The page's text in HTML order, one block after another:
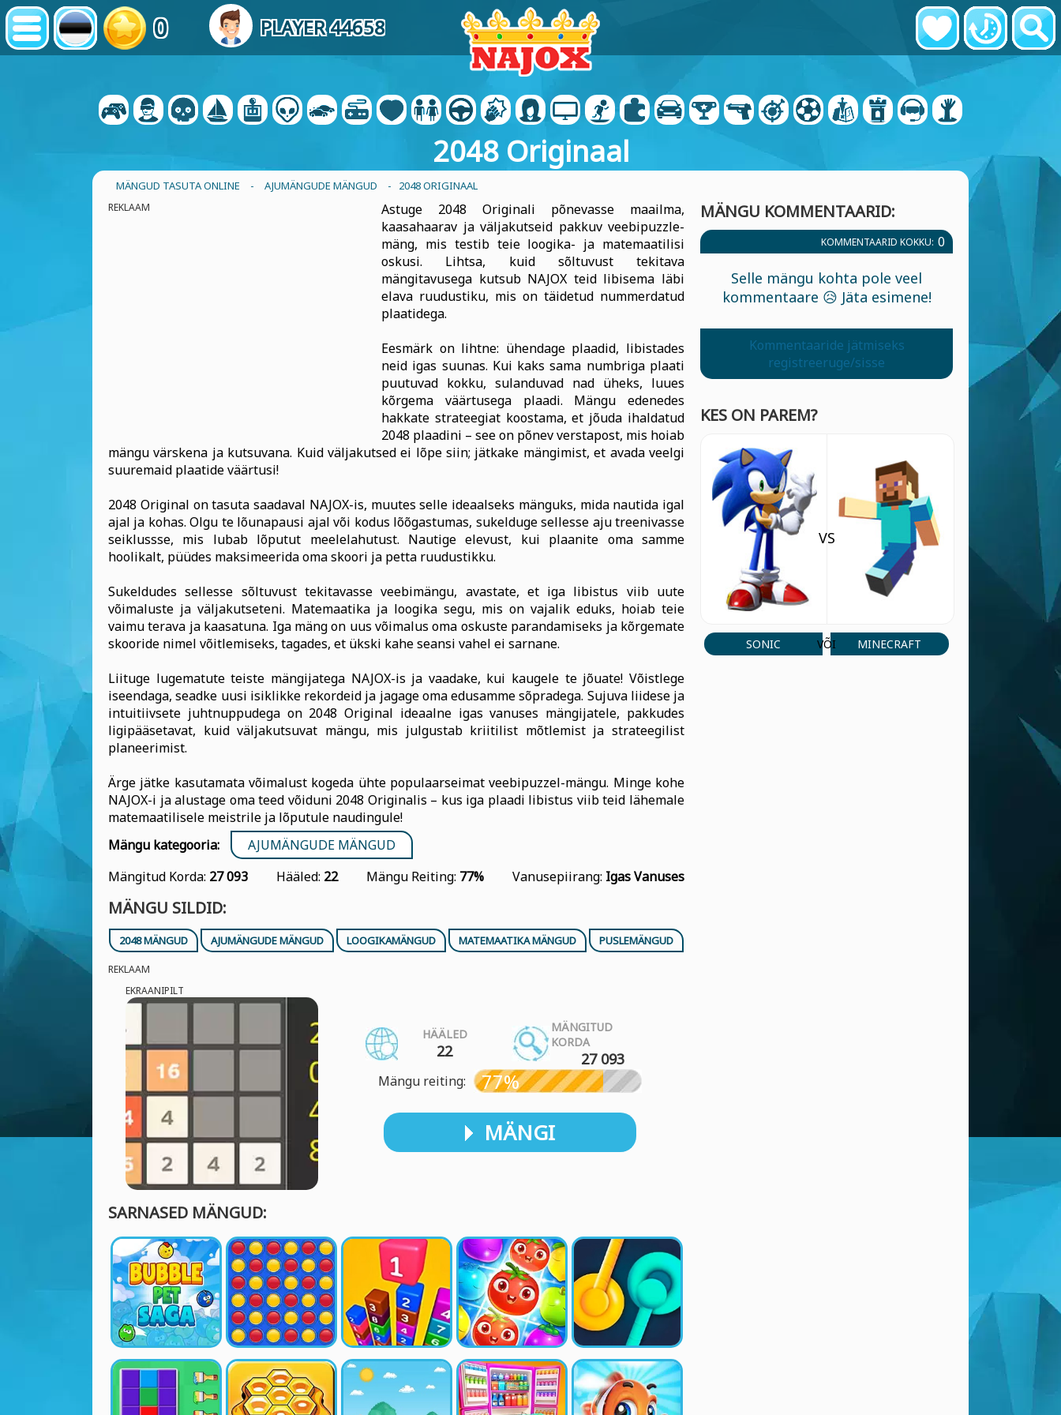
0 PLAYER 44658
2048 Originaal
MÄNGUD TASUTA ONLINE - AJUMÄNGUDE MÄNGUD - 2048 ORIGINAAL
REKLAAM
Astuge 2048 Originali põnevasse maailma,
kaasahaarav ja väljakutseid pakkuv veebipuzzle-
mäng, mis testib teie loogika- ja matemaatilisi
oskusi. Lihtsa, kuid sõltuvust tekitava
mängitavusega kutsub NAJOX teid libisema läbi
elava ruudustiku, mis on täidetud nummerdatud
plaatidega.
Eesmärk on lihtne: ühendage plaadid, libistades
neid igas suunas. Kui kaks sama numbriga plaati
puutuvad kokku, sulanduvad nad üheks, luues
kõrgema väärtusega plaadi. Mängu edenedes
hakkate strateegiat koostama, et jõuda ihaldatud
2048 plaadini – see on põnev verstapost, mis hoiab
mängu värskena ja kutsuvana. Kuid väljakutsed ei lõpe siin; jätkake mängimist, et avada veelgi
suuremaid plaatide väärtusi!
2048 Original on tasuta saadaval NAJOX-is, muutes selle ideaalseks mänguks, mida nautida igal
ajal ja kohas. Olgu te lõunapausi ajal või kodus lõõgastumas, sukelduge sellesse aju treenivasse
seiklussse, mis lubab lõputut meelelahutust. Nautige elevust, kui plaanite oma samme
hoolikalt, püüdes maksimeerida oma skoori ja petta ruudustikku.
Sukeldudes sellesse sõltuvust tekitavasse veebimängu, avastate, et iga libistus viib uute
võimaluste ja väljakutseteni. Matemaatika ja loogika segu, mis on vajalik eduks, hoiab teie
vaimu terava ja kaasatuna. Iga mäng on uus võimalus oma oskuste parandamiseks ja kõrgemate
skooride nimel võitlemiseks, tagades, et ükski kahe seansi vahel ei sarnane.
Liituge lugematute teiste mängijatega NAJOX-is ja vaadake, kui kaugele te jõuate! Võistlege
iseendaga, seadke uusi isiklikke rekordeid ja jagage oma edusamme sõpradega. Sujuva liidese ja
intuitiivsete juhtnuppudega on 2048 Original ideaalne igas vanuses mängijatele, pakkudes
ligipääsetavat, kuid väljakutsuvat mängu, mis julgustab kriitilist mõtlemist ja strateegilist
planeerimist.
Ärge jätke kasutamata võimalust kogeda ühte populaarseimat veebipuzzel-mängu. Minge kohe
NAJOX-i ja alustage oma teed võiduni 2048 Originalis – kus iga plaadi libistus viib teid lähemale
matemaatilisele meistrile ja lõputule naudingule!
Mängu kategooria:
AJUMÄNGUDE MÄNGUD
Mängitud Korda: 27 093 Hääled: 22 Mängu Reiting: 77% Vanusepiirang: Igas Vanuses
MÄNGU SILDID:
2048 MÄNGUD AJUMÄNGUDE MÄNGUD LOOGIKAMÄNGUD MATEMAATIKA MÄNGUD PUSLEMÄNGUD
REKLAAM
EKRAANIPILT
HÄÄLED
22
MÄNGITUD
KORDA
27 093
Mängu reiting: 77%
MÄNGI
SARNASED MÄNGUD:
MÄNGU KOMMENTAARID:
KOMMENTAARID KOKKU: 0
Selle mängu kohta pole veel
kommentaare 😥 Jäta esimene!
Kommentaaride jätmiseks
registreeruge/sisse
KES ON PAREM?
SONIC
VS
VÕI MINECRAFT